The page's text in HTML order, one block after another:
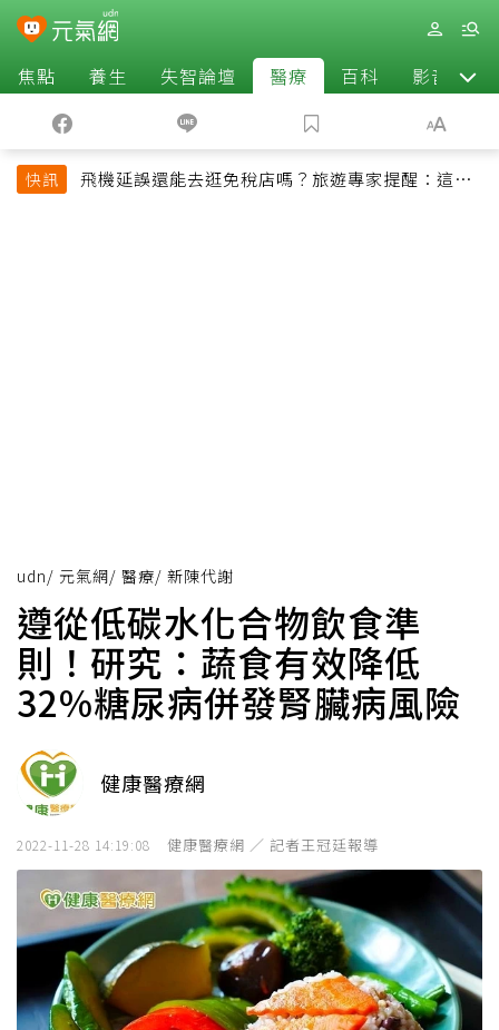
焦點 養生 失智論壇 醫療 百科 影音
快訊
飛機延誤還能去逛免稅店嗎？旅遊專家提醒：這個
udn/ 元氣網/ 醫療/ 新陳代謝
遵從低碳水化合物飲食準
則！研究：蔬食有效降低
32%糖尿病併發腎臟病風險
健康醫療網
2022-11-28 14:19:08 健康醫療網 ／ 記者王冠廷報導